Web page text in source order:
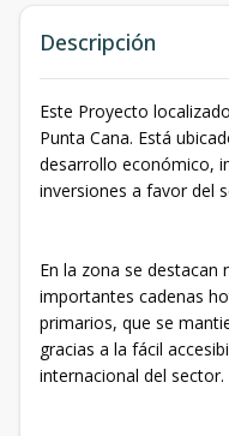
Descripción
Este Proyecto
Punta Cana. Está
desarrollo económico,
inversiones a favor del
En la zona se
importantes cadenas
primarios, que se
gracias a la fácil
internacional del sector.